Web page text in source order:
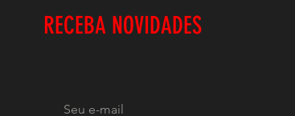
RECEBA NOVIDADES